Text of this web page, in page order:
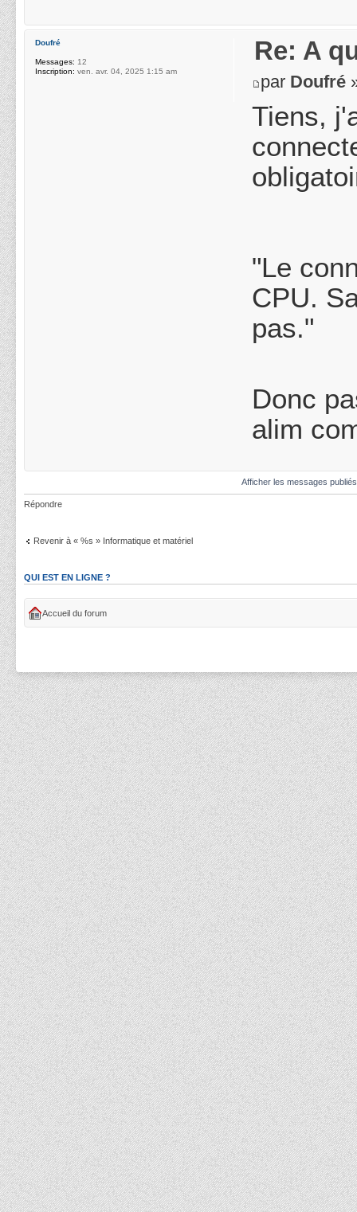
Re: A
par Doufré
Tiens,
"Le
CPU.
pas."
Donc
alim
Doufré
Messages: 12
Inscription: ven. avr. 04, 2025 1:15 am
Afficher les messages
Répondre
Revenir à « %s » Informatique et matériel
QUI EST EN LIGNE ?
Accueil du forum